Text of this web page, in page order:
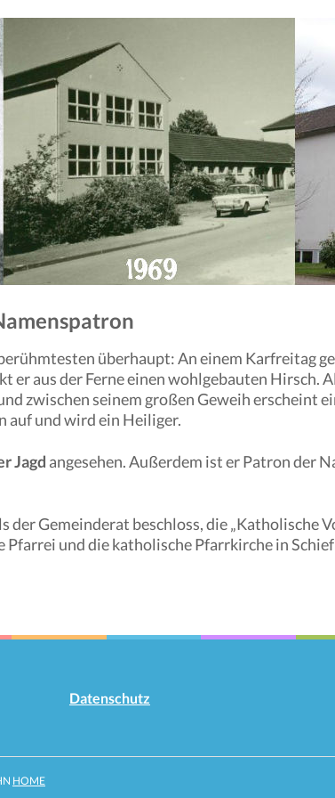
überhaupt: An einem Karfreitag
er aus der Ferne einen wohlgebauten Hirsch.
zwischen seinem großen Geweih
auf und wird ein Heiliger.
Jagd angesehen. Außerdem ist er Patron der
der Gemeinderat beschloss, die „Katholische
Pfarrei und die katholische Pfarrkirche in
Datenschutz
HOME